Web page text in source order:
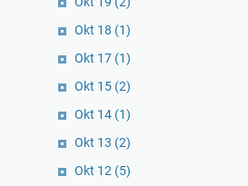
Okt 18 (1)
Okt 17 (1)
Okt 15 (2)
Okt 14 (1)
Okt 13 (2)
Okt 12 (5)